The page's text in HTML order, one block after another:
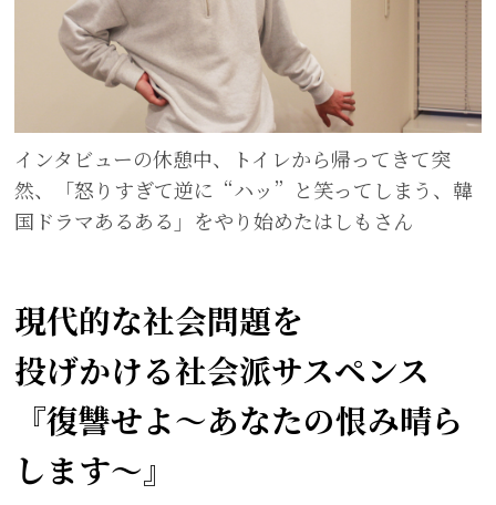
インタビューの休憩中、トイレから帰ってきて突
然、
「怒りすぎて逆に“ハッ”と笑ってしまう、韓
国ドラマあるある」をやり始めたはしもさん
現代的な社会問題を
投げかける社会派サスペンス
『復讐せよ～あなたの恨み晴ら
します～』